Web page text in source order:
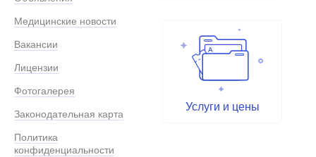
Медицинские новости
Вакансии
Лицензии
Фотогалерея
Законодательная карта
Политика
конфиденциальности
Услуги и цены